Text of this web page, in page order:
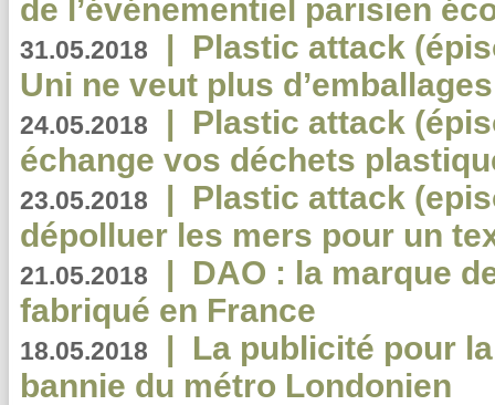
de l’événementiel parisien
31.05.2018 | Plastic attack
Uni ne veut plus
24.05.2018 | Plastic attack
échange vos déchets
23.05.2018 | Plastic attack
dépolluer les mers pour un
21.05.2018 | DAO : la marque
fabriqué en France
18.05.2018 | La publicité pour
bannie du métro Londonien